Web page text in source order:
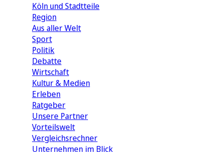
Köln und Stadtteile
Region
Aus aller Welt
Sport
Politik
Debatte
Wirtschaft
Kultur & Medien
Erleben
Ratgeber
Unsere Partner
Vorteilswelt
Vergleichsrechner
Unternehmen im Blick